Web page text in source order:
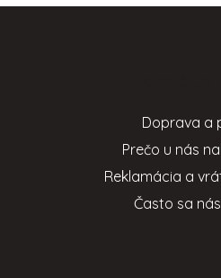
Doprava a
Prečo u nás
Reklamácia a
Často sa